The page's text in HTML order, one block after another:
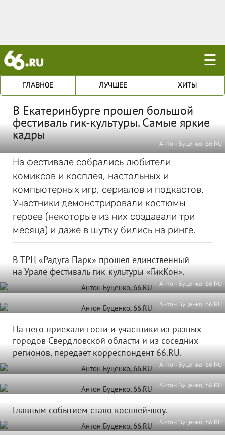
☰
ГЛАВНОЕ ЛУЧШЕЕ ХИТЫ
В Екатеринбурге прошел большой
фестиваль гик-культуры. Самые яркие
кадры
Антон Буценко, 66.RU
На фестивале собрались любители
комиксов и косплея, настольных и
компьютерных игр, сериалов и подкастов.
Участники демонстрировали костюмы
героев (некоторые из них создавали три
месяца) и даже в шутку бились на ринге.
В ТРЦ «Радуга Парк» прошел единственный
на Урале фестиваль гик-культуры «ГикКон».
Антон Буценко, 66.RU
Антон Буценко, 66.RU
На него приехали гости и участники из разных
городов Свердловской области и из соседних
регионов, передает корреспондент 66.RU.
Антон Буценко, 66.RU
Антон Буценко, 66.RU
Главным событием стало косплей-шоу.
Антон Буценко, 66.RU